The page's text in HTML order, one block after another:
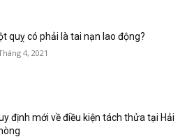
quỵ có phải là tai nạn lao động?
4, 2021
định mới về điều kiện tách thửa tại Hải